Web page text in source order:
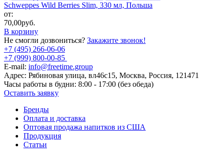
Schweppes Wild Berries Slim, 330 мл, Польша
от:
70,00руб.
В корзину
Не смогли дозвониться? Закажите звонок!
+7 (495) 266-06-06
+7 (999) 800-00-85
E-mail: info@freetime.group
Адрес: Рябиновая улица, вл46с15, Москва, Россия, 121471
Часы работы в будни: 8:00 - 17:00 (без обеда)
Оставить заявку
Бренды
Оплата и доставка
Оптовая продажа напитков из США
Продукция
Статьи